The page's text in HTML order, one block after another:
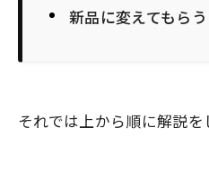
新品に変えてもら
それでは上から順に解説を